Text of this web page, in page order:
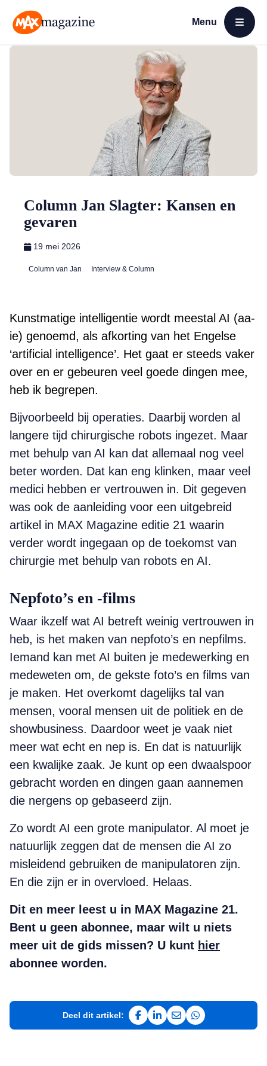
Menu
Open menu
Column Jan Slagter: Kansen en
gevaren
19 mei 2026
Column van Jan Interview & Column
Kunstmatige intelligentie wordt meestal AI (aa-
ie) genoemd, als afkorting van het Engelse
‘artificial intelligence’. Het gaat er steeds vaker
over en er gebeuren veel goede dingen mee,
heb ik begrepen.
Bijvoorbeeld bij operaties. Daarbij worden al
langere tijd chirurgische robots ingezet. Maar
met behulp van AI kan dat allemaal nog veel
beter worden. Dat kan eng klinken, maar veel
medici hebben er vertrouwen in. Dit gegeven
was ook de aanleiding voor een uitgebreid
artikel in MAX Magazine editie 21 waarin
verder wordt ingegaan op de toekomst van
chirurgie met behulp van robots en AI.
Nepfoto’s en -films
Waar ikzelf wat AI betreft weinig vertrouwen in
heb, is het maken van nepfoto’s en nepfilms.
Iemand kan met AI buiten je medewerking en
medeweten om, de gekste foto’s en films van
je maken. Het overkomt dagelijks tal van
mensen, vooral mensen uit de politiek en de
showbusiness. Daardoor weet je vaak niet
meer wat echt en nep is. En dat is natuurlijk
een kwalijke zaak. Je kunt op een dwaalspoor
gebracht worden en dingen gaan aannemen
die nergens op gebaseerd zijn.
Zo wordt AI een grote manipulator. Al moet je
natuurlijk zeggen dat de mensen die AI zo
misleidend gebruiken de manipulatoren zijn.
En die zijn er in overvloed. Helaas.
Dit en meer leest u in MAX Magazine 21.
Bent u geen abonnee, maar wilt u niets
meer uit de gids missen? U kunt hier
abonnee worden.
Deel dit artikel:
Deel op Facebook
Deel op LinkedIn
Deel via e-mail
Deel via